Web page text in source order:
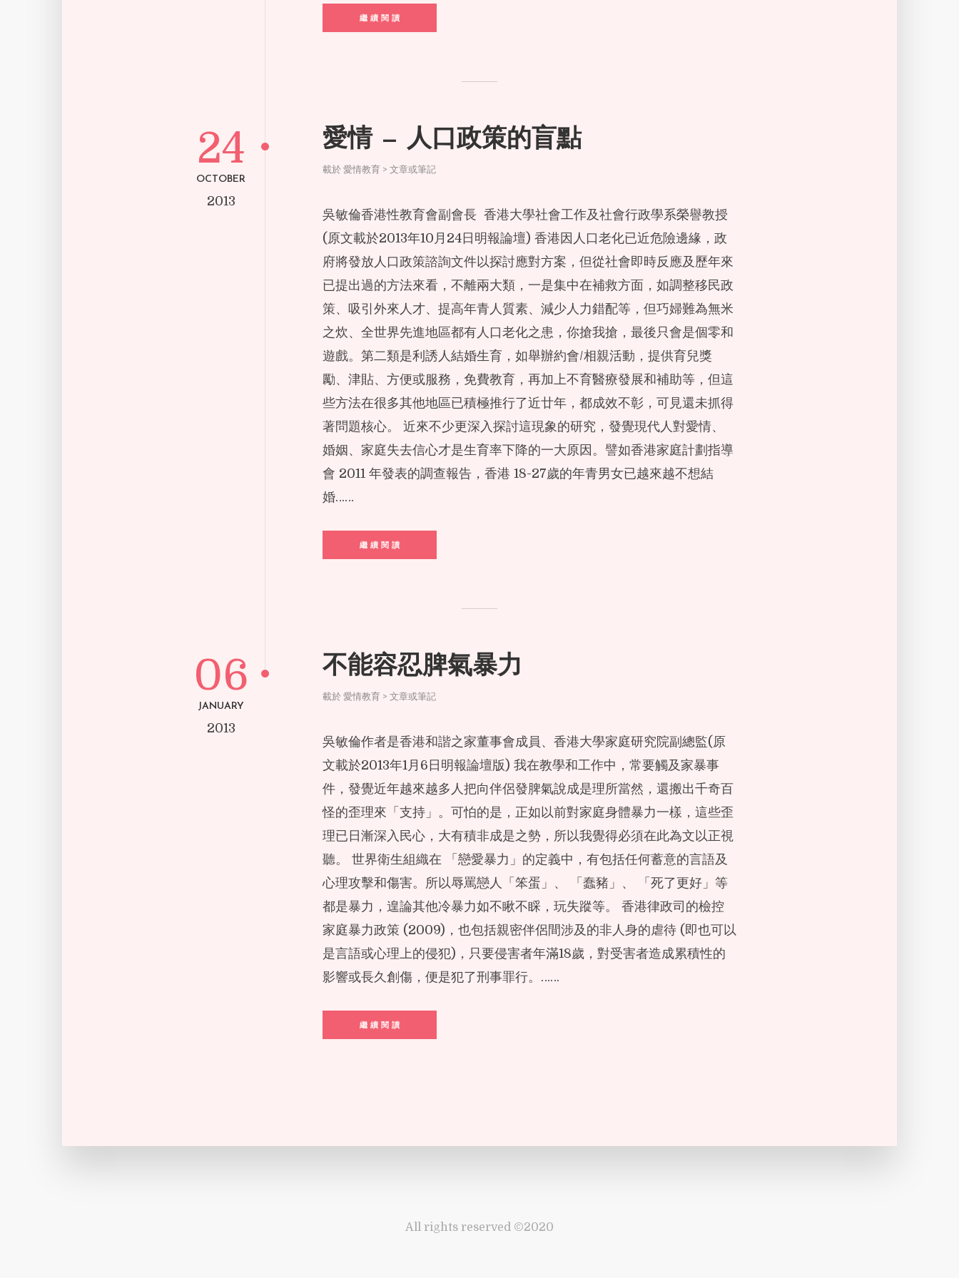
繼 續 閱 讀
愛情 — 人口政策的盲點
載於 愛情教育 > 文章或筆記
24
OCTOBER
2013
吳敏倫香港性教育會副會長 香港大學社會工作及社會行政學系榮譽教授
(原文載於2013年10月24日明報論壇) 香港因人口老化已近危險邊緣，政
府將發放人口政策諮詢文件以探討應對方案，但從社會即時反應及歷年來
已提出過的方法來看，不離兩大類，一是集中在補救方面，如調整移民政
策、吸引外來人才、提高年青人質素、減少人力錯配等，但巧婦難為無米
之炊、全世界先進地區都有人口老化之患，你搶我搶，最後只會是個零和
遊戲。第二類是利誘人結婚生育，如舉辦約會/相親活動，提供育兒獎
勵、津貼、方便或服務，免費教育，再加上不育醫療發展和補助等，但這
些方法在很多其他地區已積極推行了近廿年，都成效不彰，可見還未抓得
著問題核心。 近來不少更深入探討這現象的研究，發覺現代人對愛情、
婚姻、家庭失去信心才是生育率下降的一大原因。譬如香港家庭計劃指導
會 2011 年發表的調查報告，香港 18-27歲的年青男女已越來越不想結
婚……
繼 續 閱 讀
不能容忍脾氣暴力
載於 愛情教育 > 文章或筆記
06
JANUARY
2013
吳敏倫作者是香港和諧之家董事會成員、香港大學家庭研究院副總監(原
文載於2013年1月6日明報論壇版) 我在教學和工作中，常要觸及家暴事
件，發覺近年越來越多人把向伴侶發脾氣說成是理所當然，還搬出千奇百
怪的歪理來「支持」。可怕的是，正如以前對家庭身體暴力一樣，這些歪
理已日漸深入民心，大有積非成是之勢，所以我覺得必須在此為文以正視
聽。 世界衛生組織在 「戀愛暴力」的定義中，有包括任何蓄意的言語及
心理攻擊和傷害。所以辱罵戀人「笨蛋」、 「蠢豬」、 「死了更好」等
都是暴力，遑論其他冷暴力如不瞅不睬，玩失蹤等。 香港律政司的檢控
家庭暴力政策 (2009)，也包括親密伴侶間涉及的非人身的虐待 (即也可以
是言語或心理上的侵犯)，只要侵害者年滿18歲，對受害者造成累積性的
影響或長久創傷，便是犯了刑事罪行。……
繼 續 閱 讀
All rights reserved ©2020